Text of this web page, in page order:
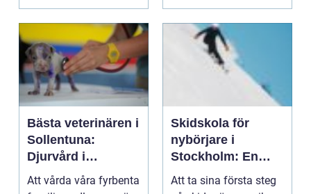
Bästa veterinären i
Sollentuna:
Djurvård i
världsklass
Att vårda våra fyrbenta
Skidskola för
nybörjare i
Stockholm: En
guide till
snöäventyret
Att ta sina första steg